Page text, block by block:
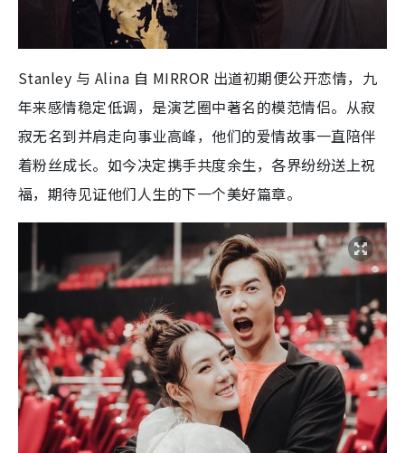
Stanley 与 Alina 自 MIRROR 出道初期便公开恋情，九
年来感情稳定低调，是演艺圈中著名的模范情侣。从寂
寂无名到并肩走向事业高峰，他们的爱情故事一直陪伴
着粉丝成长。如今决定携手共度余生，各界纷纷送上祝
福，期待见证他们人生的下一个美好篇章。